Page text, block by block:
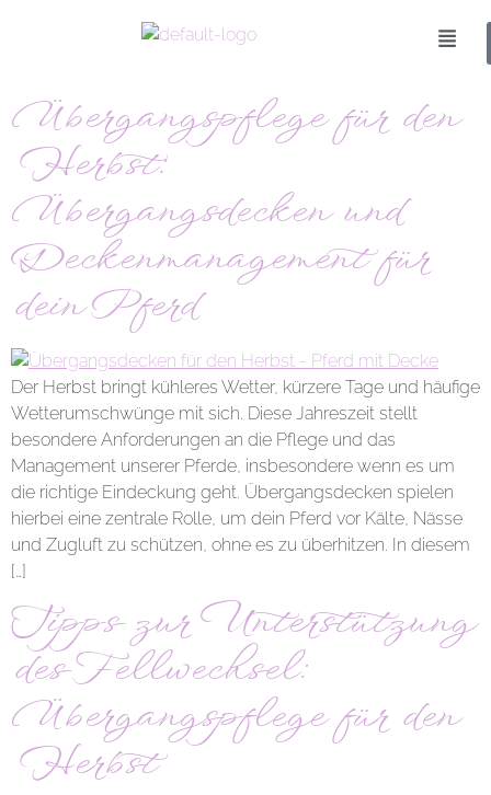
Übergangspflege für den
Herbst:
Übergangsdecken und
Deckenmanagement für
dein Pferd
Der Herbst bringt kühleres Wetter, kürzere Tage und häufige
Wetterumschwünge mit sich. Diese Jahreszeit stellt
besondere Anforderungen an die Pflege und das
Management unserer Pferde, insbesondere wenn es um
die richtige Eindeckung geht. Übergangsdecken spielen
hierbei eine zentrale Rolle, um dein Pferd vor Kälte, Nässe
und Zugluft zu schützen, ohne es zu überhitzen. In diesem
[…]
Tipps zur Unterstützung
des Fellwechsel:
Übergangspflege für den
Herbst